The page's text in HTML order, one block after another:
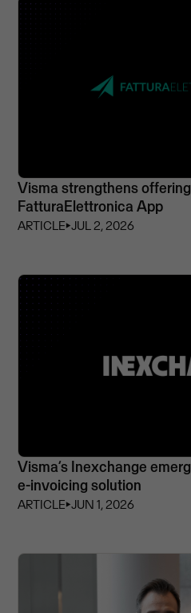
Visma strengthens
FatturaElettronica App
ARTICLE⏵JUL 2, 2026
Visma’s Inexchange
e-invoicing solution
ARTICLE⏵JUN 1, 2026